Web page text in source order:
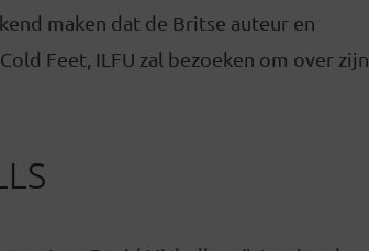
maken dat de Britse auteur en
Feet, ILFU zal bezoeken om over zijn